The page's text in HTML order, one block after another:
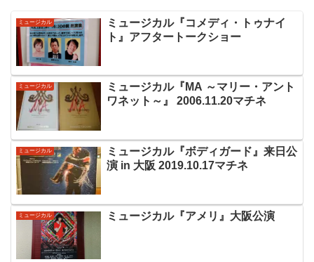
ミュージカル
ミュージカル『コメディ・トゥナイ
ト』アフタートークショー
ミュージカル
ミュージカル『MA ～マリー・アント
ワネット～』 2006.11.20マチネ
ミュージカル
ミュージカル『ボディガード』来日公
演 in 大阪 2019.10.17マチネ
ミュージカル ミュージカル『アメリ』大阪公演